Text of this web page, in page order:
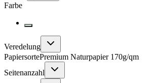
Farbe
Veredelung
PapiersortePremium Naturpapier 170g/qm
Seitenanzahl